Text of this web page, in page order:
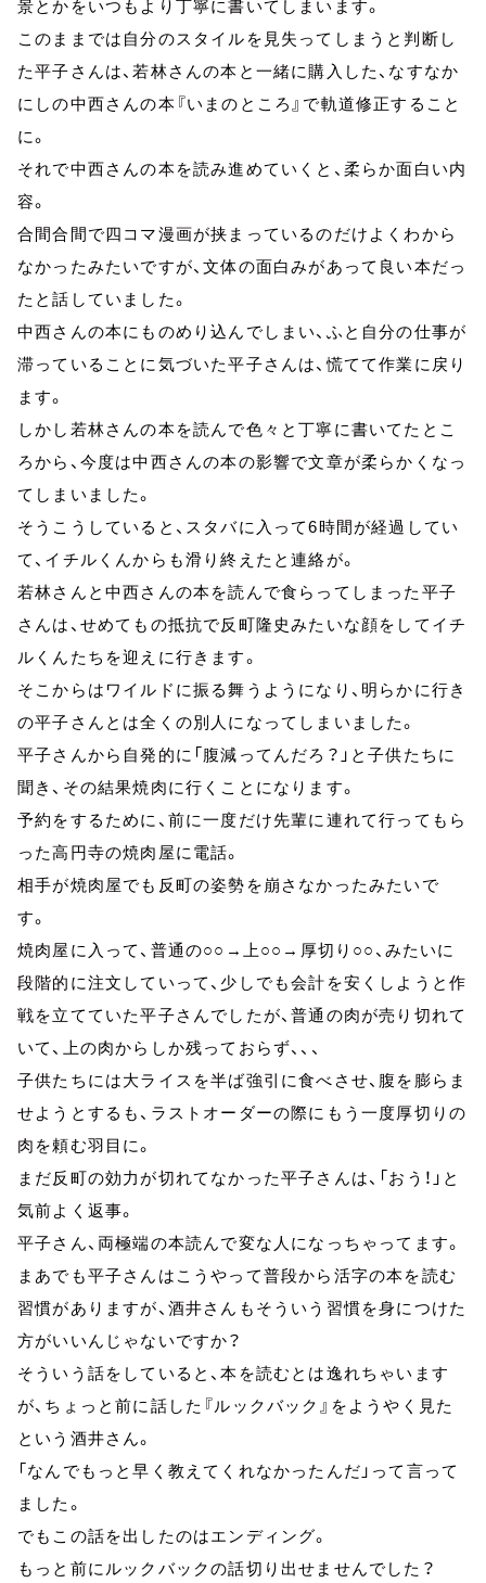
景とかをいつもより丁寧に書いてしまいます。
このままでは自分のスタイルを見失ってしまうと判断し
た平子さんは、若林さんの本と一緒に購入した、なすなか
にしの中西さんの本『いまのところ』で軌道修正すること
に。
それで中西さんの本を読み進めていくと、柔らか面白い内
容。
合間合間で四コマ漫画が挟まっているのだけよくわから
なかったみたいですが、文体の面白みがあって良い本だっ
たと話していました。
中西さんの本にものめり込んでしまい、ふと自分の仕事が
滞っていることに気づいた平子さんは、慌てて作業に戻り
ます。
しかし若林さんの本を読んで色々と丁寧に書いてたとこ
ろから、今度は中西さんの本の影響で文章が柔らかくなっ
てしまいました。
そうこうしていると、スタバに入って6時間が経過してい
て、イチルくんからも滑り終えたと連絡が。
若林さんと中西さんの本を読んで食らってしまった平子
さんは、せめてもの抵抗で反町隆史みたいな顔をしてイチ
ルくんたちを迎えに行きます。
そこからはワイルドに振る舞うようになり、明らかに行き
の平子さんとは全くの別人になってしまいました。
平子さんから自発的に「腹減ってんだろ？」と子供たちに
聞き、その結果焼肉に行くことになります。
予約をするために、前に一度だけ先輩に連れて行ってもら
った高円寺の焼肉屋に電話。
相手が焼肉屋でも反町の姿勢を崩さなかったみたいで
す。
焼肉屋に入って、普通の○○→上○○→厚切り○○、みたいに
段階的に注文していって、少しでも会計を安くしようと作
戦を立てていた平子さんでしたが、普通の肉が売り切れて
いて、上の肉からしか残っておらず、、、
子供たちには大ライスを半ば強引に食べさせ、腹を膨らま
せようとするも、ラストオーダーの際にもう一度厚切りの
肉を頼む羽目に。
まだ反町の効力が切れてなかった平子さんは、「おう！」と
気前よく返事。
平子さん、両極端の本読んで変な人になっちゃってます。
まあでも平子さんはこうやって普段から活字の本を読む
習慣がありますが、酒井さんもそういう習慣を身につけた
方がいいんじゃないですか？
そういう話をしていると、本を読むとは逸れちゃいます
が、ちょっと前に話した『ルックバック』をようやく見た
という酒井さん。
「なんでもっと早く教えてくれなかったんだ」って言って
ました。
でもこの話を出したのはエンディング。
もっと前にルックバックの話切り出せませんでした？